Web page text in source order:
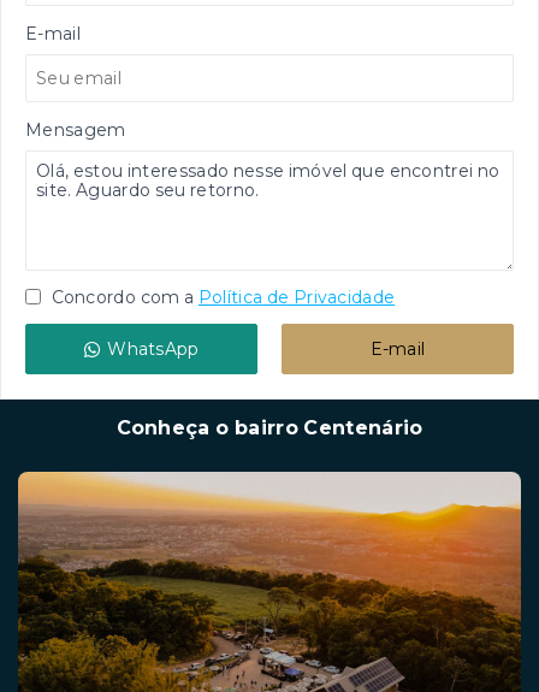
E-mail
Mensagem
Concordo com a Política de Privacidade
WhatsApp E-mail
Conheça o bairro Centenário